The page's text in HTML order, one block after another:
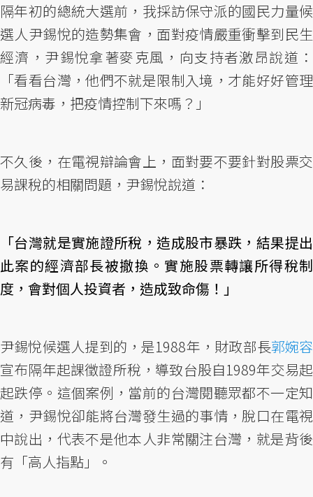
隔年初的總統大選前，我採訪保守派的國民力量候
選人尹錫悅的造勢集會，面對疫情嚴重衝擊到民生
經濟，尹錫悅拿著麥克風，向支持者激昂說道：
「看看台灣，他們不就是限制入境，才能好好管理
新冠病毒，把疫情控制下來嗎？」
不久後，在電視辯論會上，面對要不要針對股票交
易課稅的相關問題，尹錫悅說道：
「台灣就是實施證所稅，造成股市暴跌，結果提出
此案的經濟部長被撤換。實施股票轉讓所得稅制
度，會對個人投資者，造成致命傷！」
尹錫悅候選人提到的，是1988年，財政部長郭婉容
宣布隔年起課徵證所稅，導致台股自1989年交易起
起跌停。這個案例，當前的台灣閱聽眾都不一定知
道，尹錫悅卻能將台灣發生過的事情，脫口在電視
中說出，代表不是他本人非常關注台灣，就是背後
有「高人指點」。